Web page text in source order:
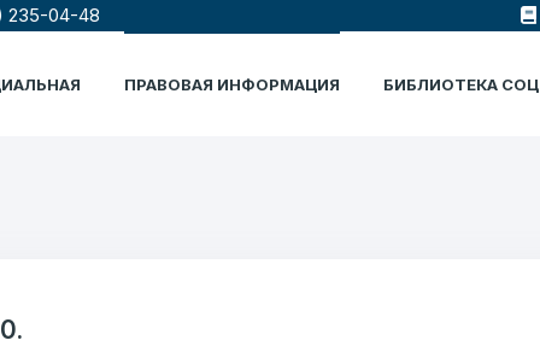
235-04-48
ПРАВОВАЯ ИНФОРМАЦИЯ БИБЛИОТЕКА